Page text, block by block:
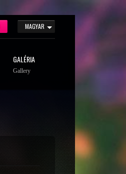
MAGYAR
GALÉRIA
Gallery